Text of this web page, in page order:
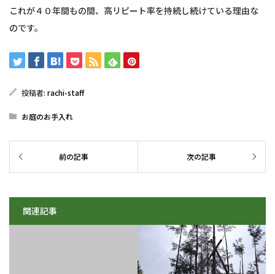
これが４０年間もの間、高リピート率を持続し続けている理由な
のです。
投稿者: rachi-staff
お庭のお手入れ
関連記事